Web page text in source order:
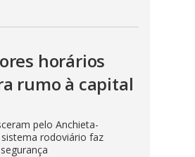
horários
rumo à capital
pelo Anchieta-
rodoviário faz